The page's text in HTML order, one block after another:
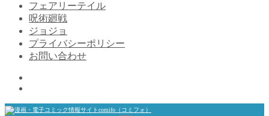
フェアリーテイル
呪術廻戦
ジョジョ
プライバシーポリシー
お問い合わせ